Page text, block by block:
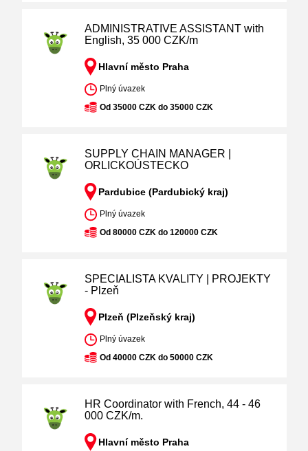
ADMINISTRATIVE ASSISTANT with
English, 35 000 CZK/m
Hlavní město Praha
Plný úvazek
Od 35000 CZK do 35000 CZK
SUPPLY CHAIN MANAGER |
ORLICKOÚSTECKO
Pardubice (Pardubický kraj)
Plný úvazek
Od 80000 CZK do 120000 CZK
SPECIALISTA KVALITY | PROJEKTY
- Plzeň
Plzeň (Plzeňský kraj)
Plný úvazek
Od 40000 CZK do 50000 CZK
HR Coordinator with French, 44 - 46
000 CZK/m.
Hlavní město Praha